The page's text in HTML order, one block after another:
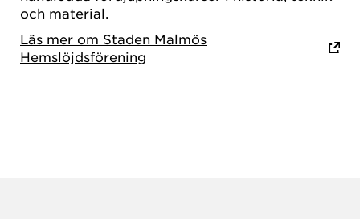
och material.
Läs mer om Staden Malmös
Hemslöjdsförening